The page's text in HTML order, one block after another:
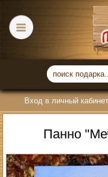
Вход в личный кабинет
Панно